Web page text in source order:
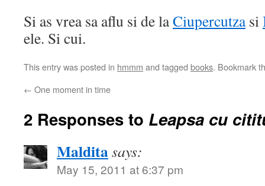
Si as vrea sa aflu si de laCiupercutzasi
ele. Si cui.
This entry was posted in hmmm and tagged books. Bookmark
← One moment in time
2 Responses to Leapsa cu
Malditasays:
May 15, 2011 at 6:37 pm